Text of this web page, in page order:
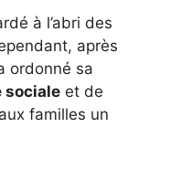
à l’abri des
après
ordonné sa
sociale et de
familles un